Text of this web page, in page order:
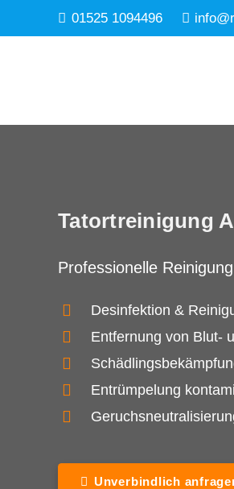
01525 1094496
Tatortreinigung
Professionelle
Desinfektion &
Entfernung von Blut-
Entrümpelung
Unverbindlich